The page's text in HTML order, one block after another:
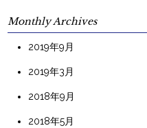
Monthly Archives
2019年9月
2019年3月
2018年9月
2018年5月